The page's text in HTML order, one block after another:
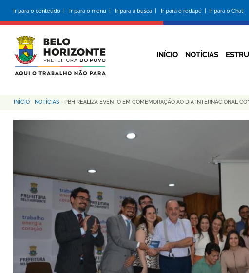
conteúdo
principal
Ir para o conteúdo | Ir para o menu | Ir para a busca | Ir para o rodapé | Ir para o Chat
INÍCIO NOTÍCIAS
Trilha
de
INÍCIO - NOTÍCIAS - PBH REALIZA EVENTO EM COMEMORAÇÃO AO DIA INTERNACIONAL